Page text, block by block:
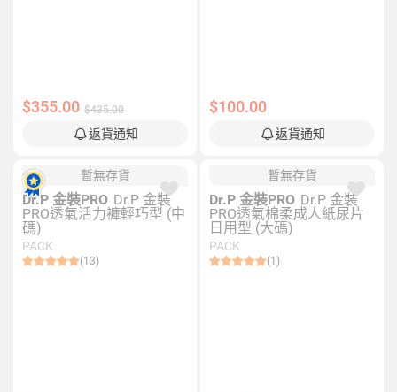
$355.00 $435.00
返貨通知
$100.00
返貨通知
暫無存貨
Dr.P 金裝PRO Dr.P 金裝
PRO透氣活力褲輕巧型 (中
碼)
PACK
(13)
暫無存貨
Dr.P 金裝PRO Dr.P 金裝
PRO透氣棉柔成人紙尿片
日用型 (大碼)
PACK
(1)